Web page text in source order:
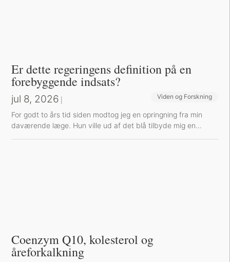
Er dette regeringens definition på en
forebyggende indsats?
jul 8, 2026 Viden og Forskning
For godt to års tid siden modtog jeg en opringning fra min
daværende læge. Hun ville ud af det blå tilbyde mig en...
Coenzym Q10, kolesterol og
åreforkalkning